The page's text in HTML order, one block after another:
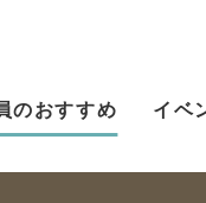
のおすすめ イベ